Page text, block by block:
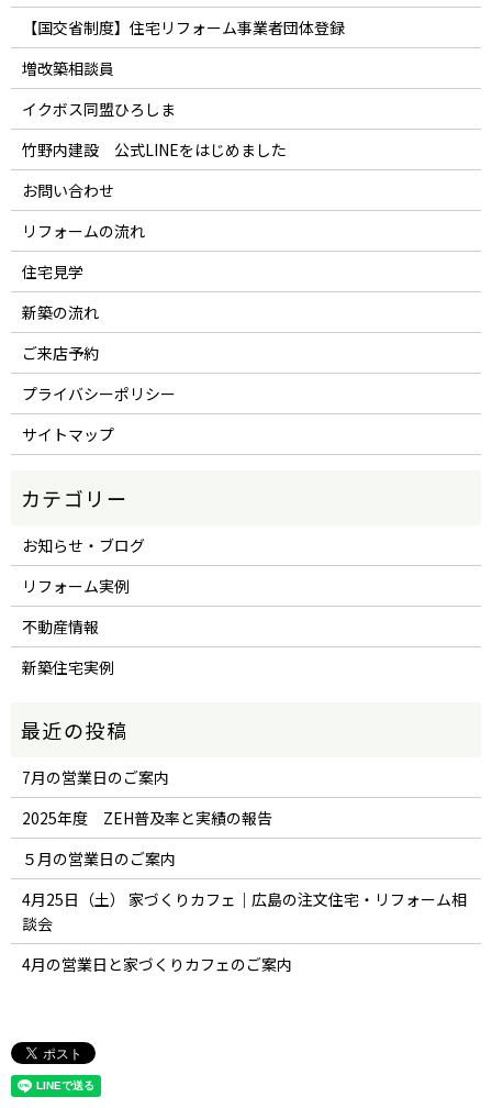
【国交省制度】住宅リフォーム事業者団体登録
増改築相談員
イクボス同盟ひろしま
竹野内建設 公式LINEをはじめました
お問い合わせ
リフォームの流れ
住宅見学
新築の流れ
ご来店予約
プライバシーポリシー
サイトマップ
お知らせ・ブログ
リフォーム実例
不動産情報
新築住宅実例
7月の営業日のご案内
2025年度 ZEH普及率と実績の報告
５月の営業日のご案内
4月25日（土） 家づくりカフェ｜広島の注文住宅・リフォーム相
談会
4月の営業日と家づくりカフェのご案内